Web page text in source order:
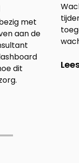
met
aan de
dit